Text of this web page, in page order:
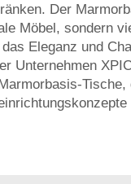
Der
Möbel, sondern
Eleganz und
Unternehmen